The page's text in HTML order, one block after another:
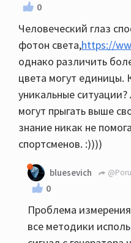
0
Человеческий глаз
фотон света,https://
однако различить
цвета могут единицы.
уникальные
могут прыгать выше
знание никак не
спортсменов. :))))
bluesevich
0
Проблема
все методики